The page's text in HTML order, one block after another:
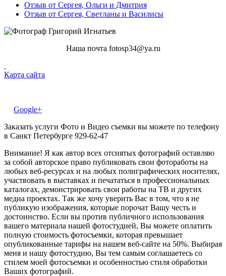
Отзыв от Сергея, Ольги и Дмитрия
Отзыв от Сергея, Светланы и Василисы
Наша почта fotosp34@ya.ru
Карта сайта
Google+
Заказать услуги Фото и Видео съемки вы можете по телефону
в Санкт Петербурге 929-62-47
Внимание! Я как автор всех отснятых фотографий оставляю
за собой авторское право публиковать свои фотоработы на
любых веб-ресурсах и на любых полиграфических носителях,
участвовать в выставках и печататься в профессиональных
каталогах, демонстрировать свои работы на ТВ и других
медиа проектах. Так же хочу уверить Вас в том, что я не
публикую изображения, которые порочат Вашу честь и
достоинство. Если вы против публичного использования
вашего материала нашей фотостудией, Вы можете оплатить
полную стоимость фотосъемки, которая превышает
опубликованные тарифы на нашем веб-сайте на 50%. Выбирая
меня и нашу фотостудию, Вы тем самым соглашаетесь со
стилем моей фотосъемки и особенностью стиля обработки
Ваших фотографий.